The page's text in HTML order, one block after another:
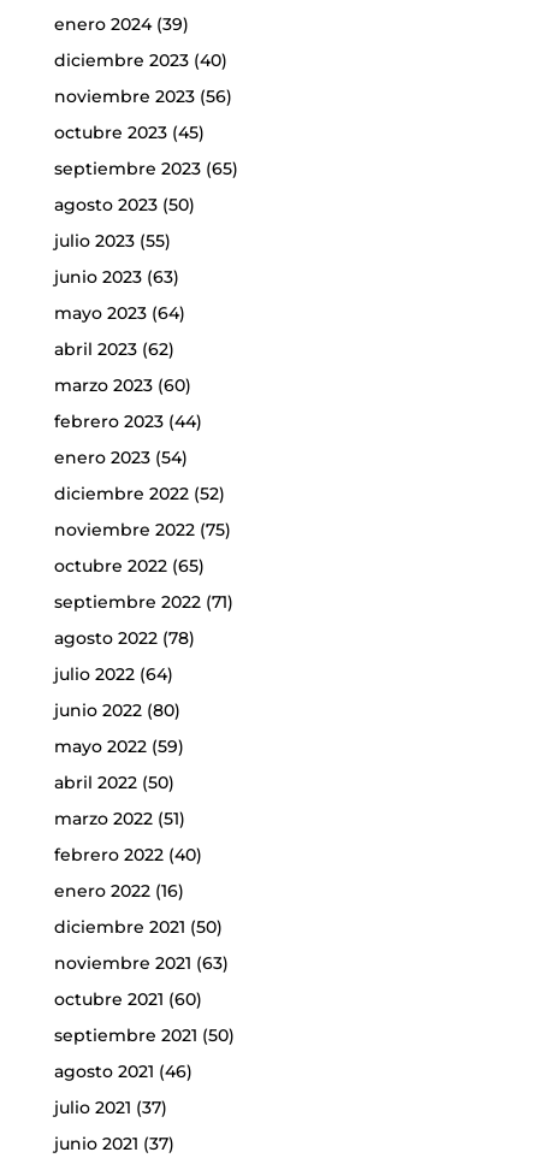
enero 2024(39)
diciembre 2023(40)
noviembre 2023(56)
octubre 2023(45)
septiembre 2023(65)
agosto 2023(50)
julio 2023(55)
junio 2023(63)
mayo 2023(64)
abril 2023(62)
marzo 2023(60)
febrero 2023(44)
enero 2023(54)
diciembre 2022(52)
noviembre 2022(75)
octubre 2022(65)
septiembre 2022(71)
agosto 2022(78)
julio 2022(64)
junio 2022(80)
mayo 2022(59)
abril 2022(50)
marzo 2022(51)
febrero 2022(40)
enero 2022(16)
diciembre 2021 (50)
noviembre 2021 (63)
octubre 2021 (60)
septiembre 2021 (50)
agosto 2021 (46)
julio 2021 (37)
junio 2021 (37)